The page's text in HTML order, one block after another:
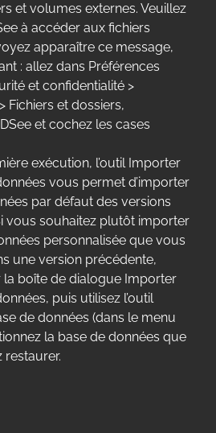
et volumes externes. Veuillez
à accéder aux fichiers
apparaître ce message,
: allez dans Préférences
et confidentialité >
Fichiers et dossiers,
et cochez les cases
exécution, l’outil Importer
vous permet d’importer
par défaut des versions
vous souhaitez plutôt importer
personnalisée que vous
une version précédente,
boîte de dialogue Importer
puis utilisez l’outil
de données (dans le menu
la base de données que
restaurer.